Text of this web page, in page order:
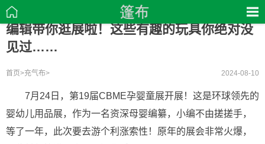
编辑带你逛展啦！这些有趣的玩具你绝对没
见过……
首页>充气布> 2024-08-10
7月24日，第19届CBME孕婴童展开展！这是环球领先的
婴幼儿用品展，作为一名资深母婴编纂，小编不由搓搓手，
等了一年，此次要去游个利涨索性！原年的展会非常火爆，